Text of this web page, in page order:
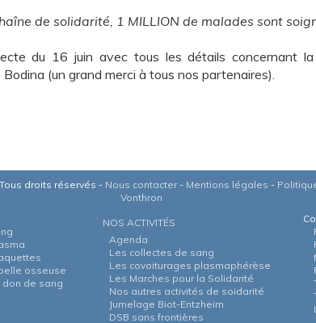
de solidarité, 1 MILLION de malades sont
du 16 juin avec tous les détails concernant
(un grand merci à tous nos partenaires).
droits réservés - Nous contacter- Mentions légales -
Vonthron
osseuse
don de sang
NOS ACTIVITÉS
Agenda
Les collectes de sang
Les covoiturages plasmaphérèse
Les Marches pour la Solidarité
Nos autres activités de soidarité
Jumelage Biot-Entzheim
DSB sans frontières